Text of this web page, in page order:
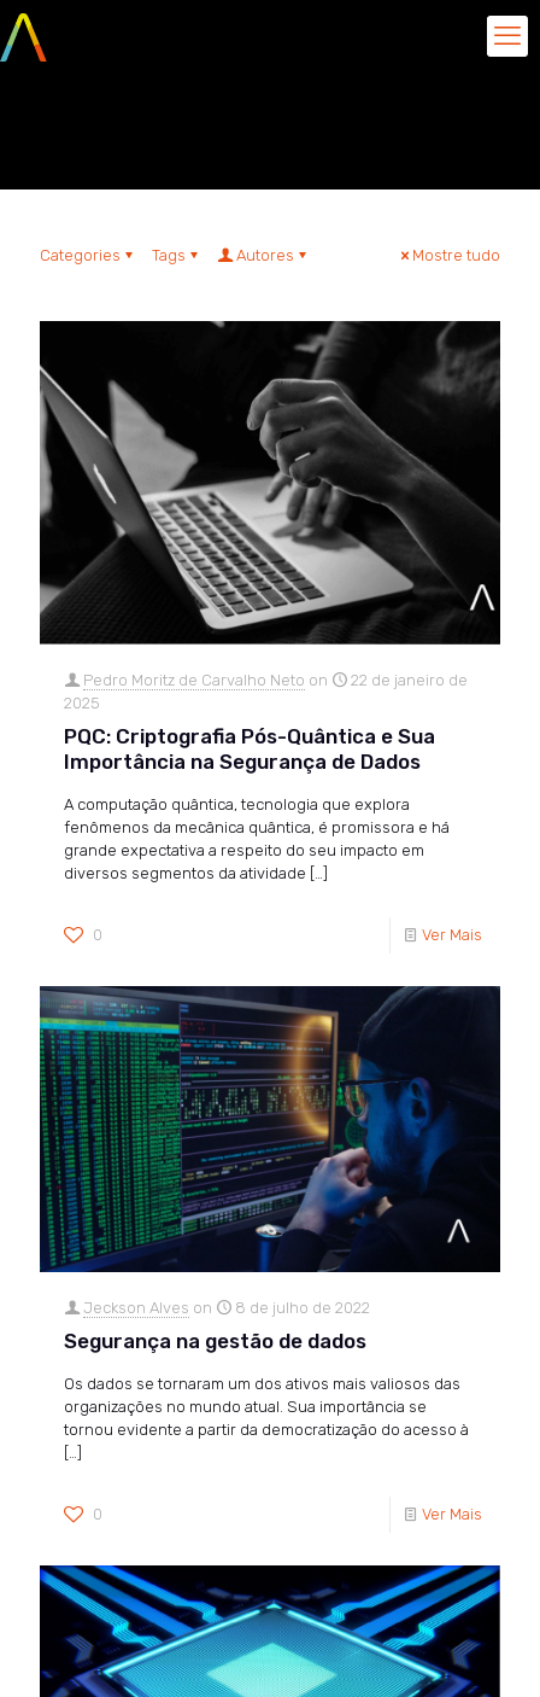
Categories Tags Autores Mostre tudo
Pedro Moritz de Carvalho Neto on
22 de janeiro de
2025
PQC: Criptografia Pós-Quântica e Sua
Importância na Segurança de Dados
A computação quântica, tecnologia que explora
fenômenos da mecânica quântica, é promissora e há
grande expectativa a respeito do seu impacto em
diversos segmentos da atividade
0 Ver Mais
Jeckson Alves on 8 de julho de 2022
Segurança na gestão de dados
Os dados se tornaram um dos ativos mais valiosos das
organizações no mundo atual. Sua importância se
tornou evidente a partir da democratização do acesso à
[…]
0 Ver Mais